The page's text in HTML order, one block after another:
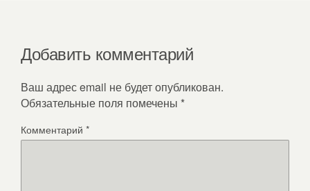
Добавить комментарий
Ваш адрес email не будет опубликован.
Обязательные поля помечены *
Комментарий *